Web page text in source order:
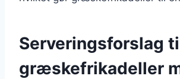
Serveringsforslag
græskefrikadeller